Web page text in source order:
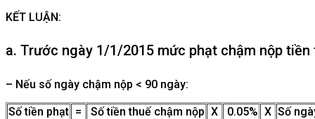
KẾT LUẬN:
a. Trước ngày 1/1/2015 mức phạt chậm nộp tiền
– Nếu số ngày chậm nộp < 90 ngày:
Số tiền phạt = Số tiền thuế chậm nộp X 0.05% X Số